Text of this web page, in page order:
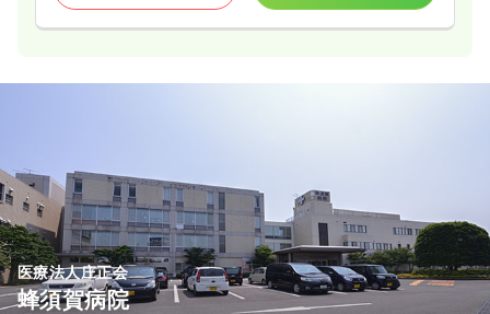
医療法人庄正会
蜂須賀病院